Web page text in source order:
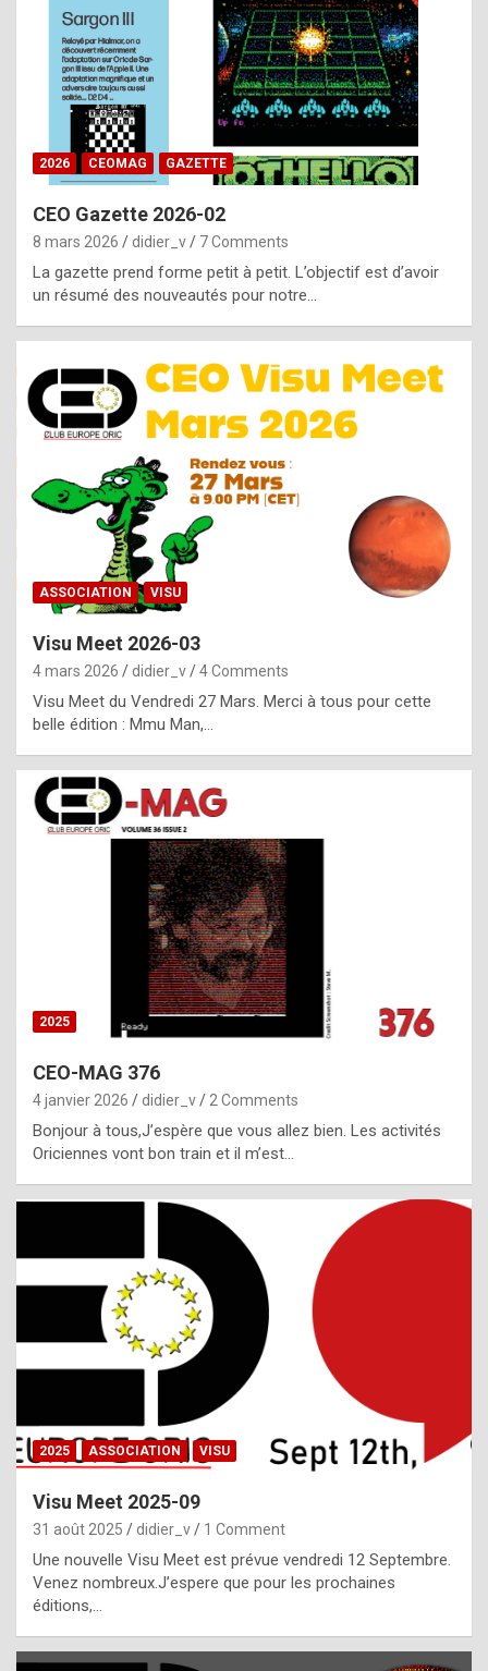
a
y
b
e
b
y
g
e
n
u
i
n
e
R
o
p
l
c
h
i
s
t
o
r
p
e
c
i
l
,
g
h
t
f
2026 CEOMAG GAZETTE
CEO Gazette 2026-02
8 mars 2026 didier_v 7 Comments
La gazette prend forme petit à petit. L’objectif est d’avoir
un résumé des nouveautés pour notre…
ASSOCIATION VISU
Visu Meet 2026-03
4 mars 2026 didier_v 4 Comments
Visu Meet du Vendredi 27 Mars. Merci à tous pour cette
belle édition : Mmu Man,…
2025
CEO-MAG 376
4 janvier 2026 didier_v 2 Comments
Bonjour à tous,J’espère que vous allez bien. Les activités
Oriciennes vont bon train et il m’est…
2025 ASSOCIATION VISU
Visu Meet 2025-09
31 août 2025 didier_v 1 Comment
Une nouvelle Visu Meet est prévue vendredi 12 Septembre.
Venez nombreux.J’espere que pour les prochaines
éditions,…